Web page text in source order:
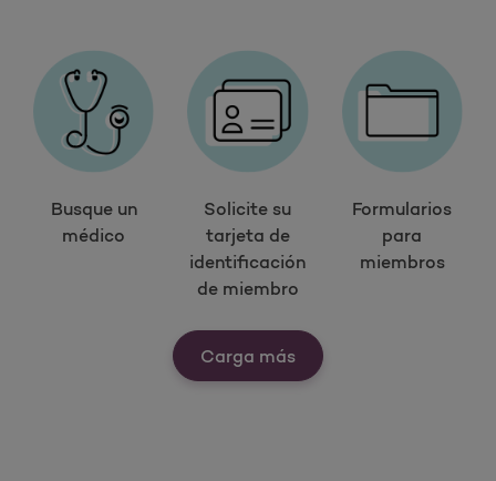
Busque un
médico
Solicite su
tarjeta de
identificación
de miembro
Formularios
para
miembros
Carga másVer nuestras